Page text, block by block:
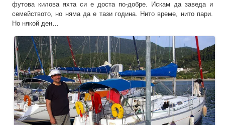
футова килова яхта си е доста по-добре. Искам да заведа и
семейството, но няма да е тази година. Нито време, нито пари.
Но някой ден…